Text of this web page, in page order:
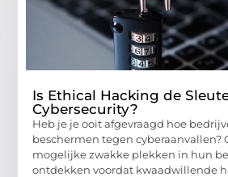
Is Ethical Hacking de
Cybersecurity?
Heb je je ooit afgevraagd hoe
beschermen tegen cyberaanvallen?
mogelijke zwakke plekken in hun
ontdekken voordat kwaadwillende